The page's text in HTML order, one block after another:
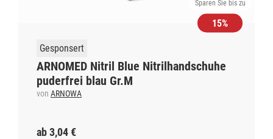
Sparen Sie bis zu
15%
Gesponsert
ARNOMED Nitril Blue Nitrilhandschuhe
puderfrei blau Gr.M
von ARNOWA
ab 3,04 €